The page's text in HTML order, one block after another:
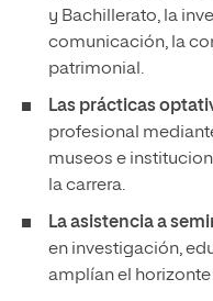
y Bachillerato, la
comunicación, la
patrimonial.
Las prácticas
profesional
museos e
la carrera.
La asistencia a
en investigación,
amplían el